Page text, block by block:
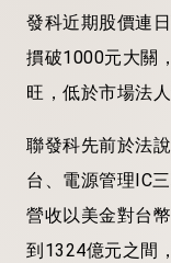
發科近期股價連
摜破1000元大關
旺，低於市場法
聯發科先前於法
台、電源管理IC
營收以美金對台
到1324億元之間